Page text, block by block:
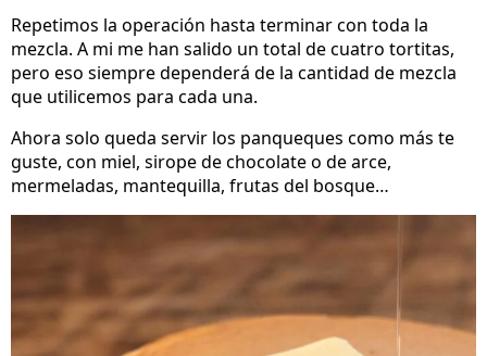
Repetimos la operación hasta terminar con toda la
mezcla. A mi me han salido un total de cuatro tortitas,
pero eso siempre dependerá de la cantidad de mezcla
que utilicemos para cada una.
Ahora solo queda servir los panqueques como más te
guste, con miel, sirope de chocolate o de arce,
mermeladas, mantequilla, frutas del bosque…